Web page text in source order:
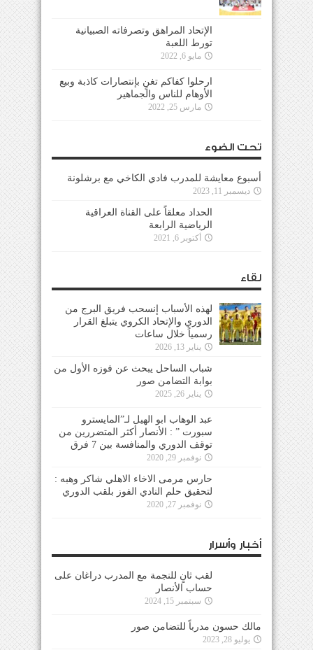
الإتحاد المراهق وتصرفاته الصبيانية
تورط اللعبة
مايو 6, 2022
ارحلوا كفاكم تغنٍ بإنتصارات كاذبة وبيع
الأوهام للناس والجماهير
مارس 25, 2022
تحت الضوء
أسبوع معايشة للمدرب فادي الكاخي مع برشلونة
ديسمبر 11, 2023
الحداد معلقاً على القناة العراقية
الرياضية الرابعة
أكتوبر 6, 2021
لقاء
لهذه الأسباب إنسحب فريق البرج من
الدوري والإتحاد الكروي يتبلغ القرار
رسمياً خلال ساعات
يناير 13, 2026
شباب الساحل يبحث عن فوزه الأول من
بوابة التضامن صور
يناير 26, 2025
عبد الوهاب ابو الهيل لـ”المايسترو
سبورت ” : الأنصار أكثر المتضررين من
توقف الدوري والمنافسة بين 7 فرق
نوفمبر 29, 2020
حارس مرمى الاخاء الاهلي شاكر وهبه :
لتحقيق حلم النادي الفوز بلقب الدوري
نوفمبر 27, 2020
أخبار وأسرار
لقب ثانٍ للنجمة مع المدرب دراغان على
حساب الأنصار
سبتمبر 15, 2024
مالك حسون مدرباً للتضامن صور
يوليو 28, 2023